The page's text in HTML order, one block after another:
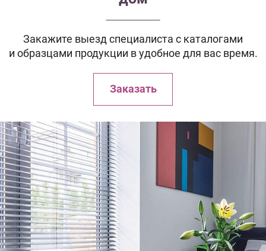
Закажите выезд специалиста с каталогами
и образцами продукции в удобное для вас время.
Заказать